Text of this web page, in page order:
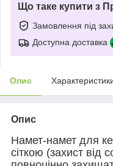
Що таке купити з
Замовлення під
Доступна доставка
Опис
Опис
Намет-намет для
сіткою (захист від